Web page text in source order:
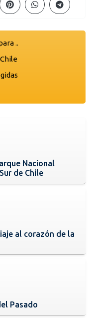
..
Nacional
de Chile
al corazón de la
Pasado